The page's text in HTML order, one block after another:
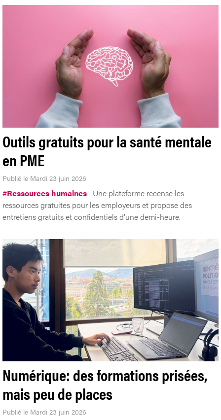
Outils gratuits pour la santé mentale
en PME
Publié le Mardi 23 juin 2026
#Ressources humaines Une plateforme recense les
ressources gratuites pour les employeurs et propose des
entretiens gratuits et confidentiels d'une demi-heure.
Numérique: des formations prisées,
mais peu de places
Publié le Mardi 23 juin 2026